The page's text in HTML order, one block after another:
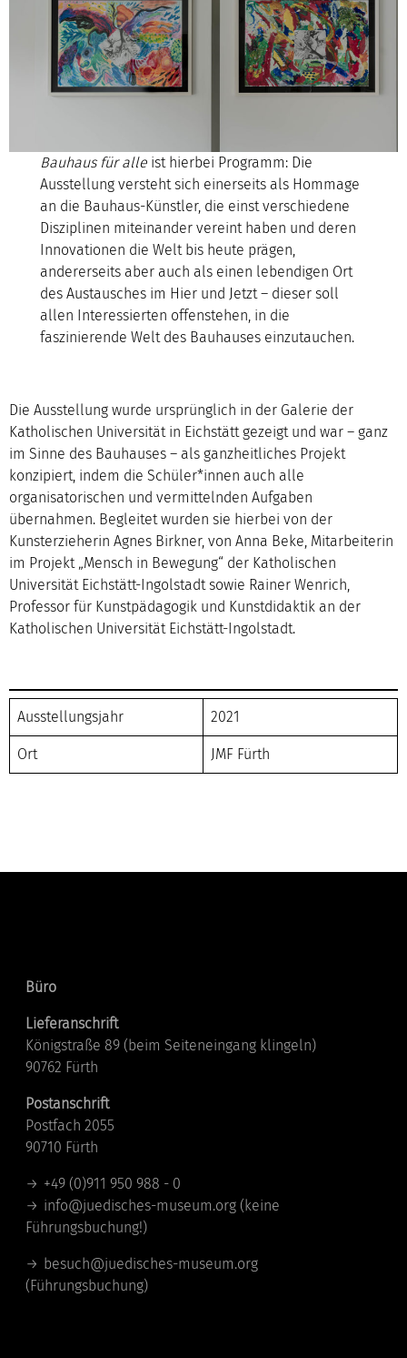
Bauhaus für alle ist hierbei Programm: Die
Ausstellung versteht sich einerseits als Hommage
an die Bauhaus-Künstler, die einst verschiedene
Disziplinen miteinander vereint haben und deren
Innovationen die Welt bis heute prägen,
andererseits aber auch als einen lebendigen Ort
des Austausches im Hier und Jetzt – dieser soll
allen Interessierten offenstehen, in die
faszinierende Welt des Bauhauses einzutauchen.
Die Ausstellung wurde ursprünglich in der Galerie der
Katholischen Universität in Eichstätt gezeigt und war – ganz
im Sinne des Bauhauses – als ganzheitliches Projekt
konzipiert, indem die Schüler*innen auch alle
organisatorischen und vermittelnden Aufgaben
übernahmen. Begleitet wurden sie hierbei von der
Kunsterzieherin Agnes Birkner, von Anna Beke, Mitarbeiterin
im Projekt „Mensch in Bewegung“ der Katholischen
Universität Eichstätt-Ingolstadt sowie Rainer Wenrich,
Professor für Kunstpädagogik und Kunstdidaktik an der
Katholischen Universität Eichstätt-Ingolstadt.
Ausstellungsjahr 2021
Ort JMF Fürth
Büro
Lieferanschrift
Königstraße 89 (beim Seiteneingang klingeln)
90762 Fürth
Postanschrift
Postfach 2055
90710 Fürth
+49 (0)911 950 988 - 0
info@juedisches-museum.org (keine
Führungsbuchung!)
besuch@juedisches-museum.org
(Führungsbuchung)